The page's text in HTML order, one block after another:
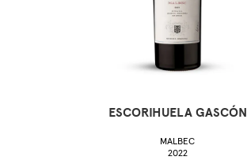
ESCORIHUELA GASCÓN
MALBEC
2022